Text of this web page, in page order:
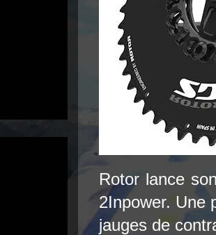
Rotor lance
2Inpower. Une
jauges de